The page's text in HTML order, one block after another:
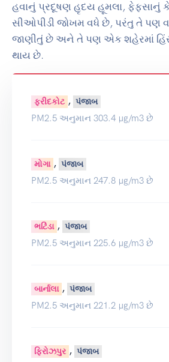
હવાનું પ્રદૂષણ હૃદય હૂમલા, ફેફસાનું
સીઓપીડી જોખમ વધે છે, પરંતુ તે પણ
જાણીતું છે અને તે પણ એક શહેરમાં
થાય છે.
ફરીદકોટ , પંજાબ
PM2.5 અનુમાન 303.4 µg/m3 છે
મોગા , પંજાબ
PM2.5 અનુમાન 247.8 µg/m3 છે
ભટિંડા , પંજાબ
PM2.5 અનુમાન 225.6 µg/m3 છે
બાર્નાલા , પંજાબ
PM2.5 અનુમાન 221.2 µg/m3 છે
ફિરોઝપુર , પંજાબ